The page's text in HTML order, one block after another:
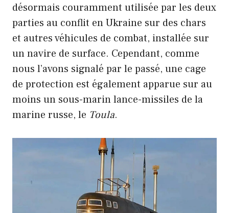
désormais couramment utilisée par les deux
parties au conflit en Ukraine sur des chars
et autres véhicules de combat, installée sur
un navire de surface. Cependant, comme
nous l’avons signalé par le passé, une cage
de protection est également apparue sur au
moins un sous-marin lance-missiles de la
marine russe, le Toula.